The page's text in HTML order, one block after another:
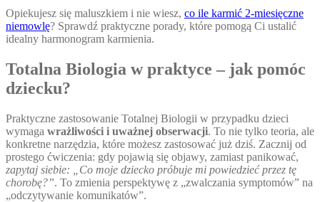
Opiekujesz się maluszkiem i nie wiesz, co ile karmić 2-miesięczne
niemowlę? Sprawdź praktyczne porady, które pomogą Ci ustalić
idealny harmonogram karmienia.
Totalna Biologia w praktyce – jak pomóc
dziecku?
Praktyczne zastosowanie Totalnej Biologii w przypadku dzieci
wymaga wrażliwości i uważnej obserwacji. To nie tylko teoria, ale
konkretne narzędzia, które możesz zastosować już dziś. Zacznij od
prostego ćwiczenia: gdy pojawią się objawy, zamiast panikować,
zapytaj siebie: „Co moje dziecko próbuje mi powiedzieć przez tę
chorobę?”. To zmienia perspektywę z „zwalczania symptomów” na
„odczytywanie komunikatów”.